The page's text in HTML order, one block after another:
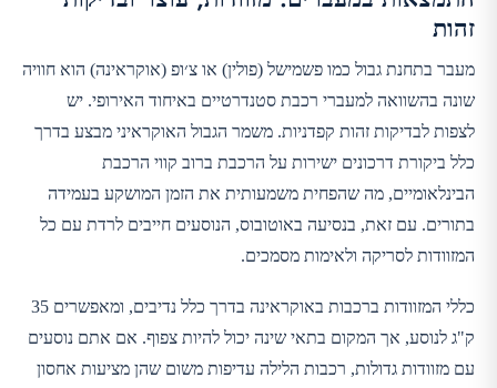
זהות
מעבר בתחנת גבול כמו פשמישל (פולין) או צ׳ופ (אוקראינה) הוא חוויה
שונה בהשוואה למעברי רכבת סטנדרטיים באיחוד האירופי. יש
לצפות לבדיקות זהות קפדניות. משמר הגבול האוקראיני מבצע בדרך
כלל ביקורת דרכונים ישירות על הרכבת ברוב קווי הרכבת
הבינלאומיים, מה שהפחית משמעותית את הזמן המושקע בעמידה
בתורים. עם זאת, בנסיעה באוטובוס, הנוסעים חייבים לרדת עם כל
המזוודות לסריקה ולאימות מסמכים.
כללי המזוודות ברכבות באוקראינה בדרך כלל נדיבים, ומאפשרים 35
ק"ג לנוסע, אך המקום בתאי שינה יכול להיות צפוף. אם אתם נוסעים
עם מזוודות גדולות, רכבות הלילה עדיפות משום שהן מציעות אחסון